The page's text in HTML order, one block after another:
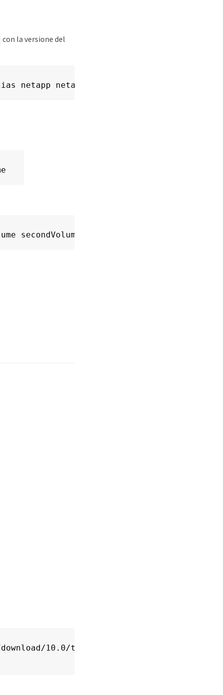
con la versione del
netapp/trident-plugin:<version>
secondVolume:/my_vol alpine ash
10.0/trident-installer-